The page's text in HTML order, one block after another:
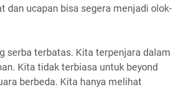
dan ucapan bisa segera menjadi olok-
serba terbatas. Kita terpenjara dalam
Kita tidak terbiasa untuk beyond
berbeda. Kita hanya melihat